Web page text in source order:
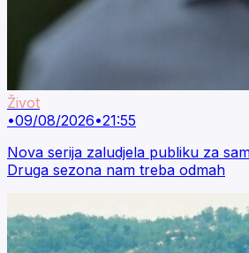
Život
•09/08/2026•21:55
Nova serija zaludjela publiku za
Druga sezona nam treba odmah